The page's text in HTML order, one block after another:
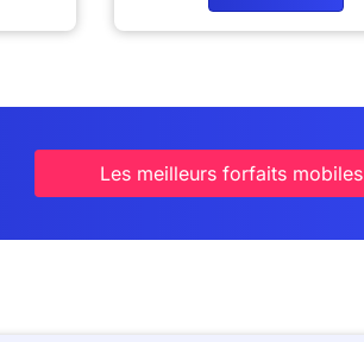
Les meilleurs forfaits mobiles